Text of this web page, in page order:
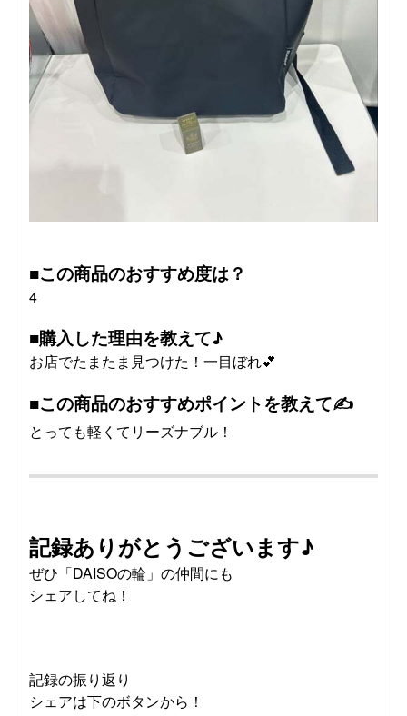
■この商品のおすすめ度は？
4
■購入した理由を教えて♪
お店でたまたま見つけた！一目ぼれ💕
■この商品のおすすめポイントを教えて✍
とっても軽くてリーズナブル！
記録ありがとうございます♪
ぜひ「DAISOの輪」の仲間にも
シェアしてね！
記録の振り返り
シェアは下のボタンから！